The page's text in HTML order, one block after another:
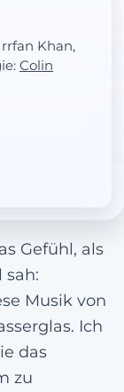
mehr
Khan,
Colin
Gefühl, als
sah:
Musik von
Ich
das
zu